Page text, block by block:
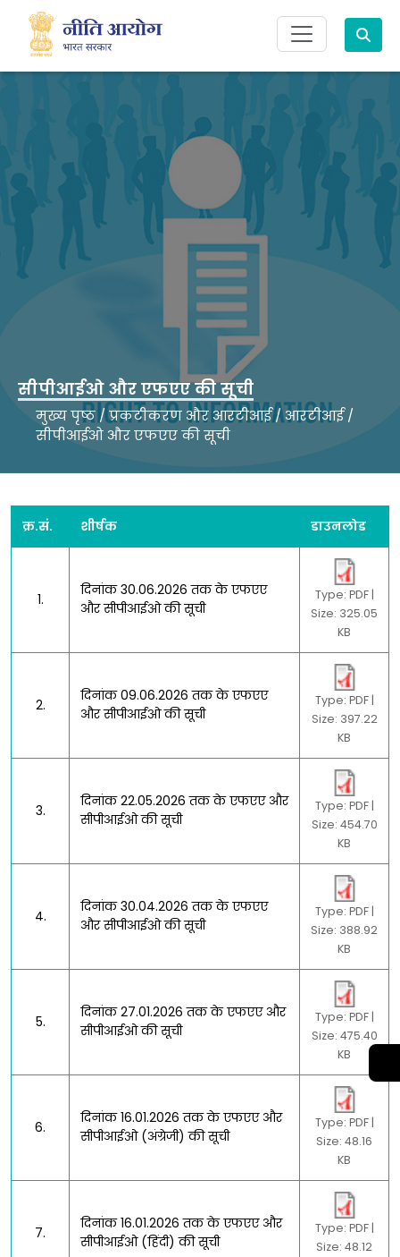
मुख्य पृष्ठ /प्रकटीकरण और आरटीआई/आरटीआई/
सीपीआईओ और एफएए की सूची
सीपीआईओ और एफएए की सूची
क्र.सं. शीर्षक डाउनलोड
1.
दिनांक 30.06.2026 तक के एफएए
और सीपीआईओ की सूची
Type: PDF |
Size: 325.05
KB
2.
दिनांक 09.06.2026 तक के एफएए
और सीपीआईओ की सूची
Type: PDF |
Size: 397.22
KB
3.
दिनांक 22.05.2026 तक के एफएए और
सीपीआईओ की सूची
Type: PDF |
Size: 454.70
KB
4.
दिनांक 30.04.2026 तक के एफएए
और सीपीआईओ की सूची
Type: PDF |
Size: 388.92
KB
5.
दिनांक 27.01.2026 तक के एफएए और
सीपीआईओ की सूची
Type: PDF |
Size: 475.40
KB
6.
दिनांक 16.01.2026 तक के एफएए और
सीपीआईओ (अंग्रेजी) की सूची
Type: PDF |
Size: 48.16
KB
7.
दिनांक 16.01.2026 तक के एफएए और
सीपीआईओ (हिंदी) की सूची
Type: PDF |
Size: 48.12